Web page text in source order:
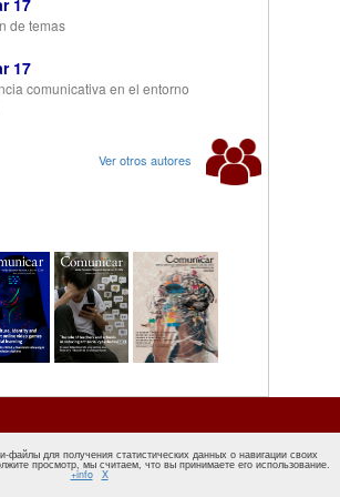
17
de temas
17
comunicativa en el entorno
Ver otros autores
файлы для получения статистических данных о навигации своих
просмотр, мы считаем, что вы принимаете его использование.
+info X